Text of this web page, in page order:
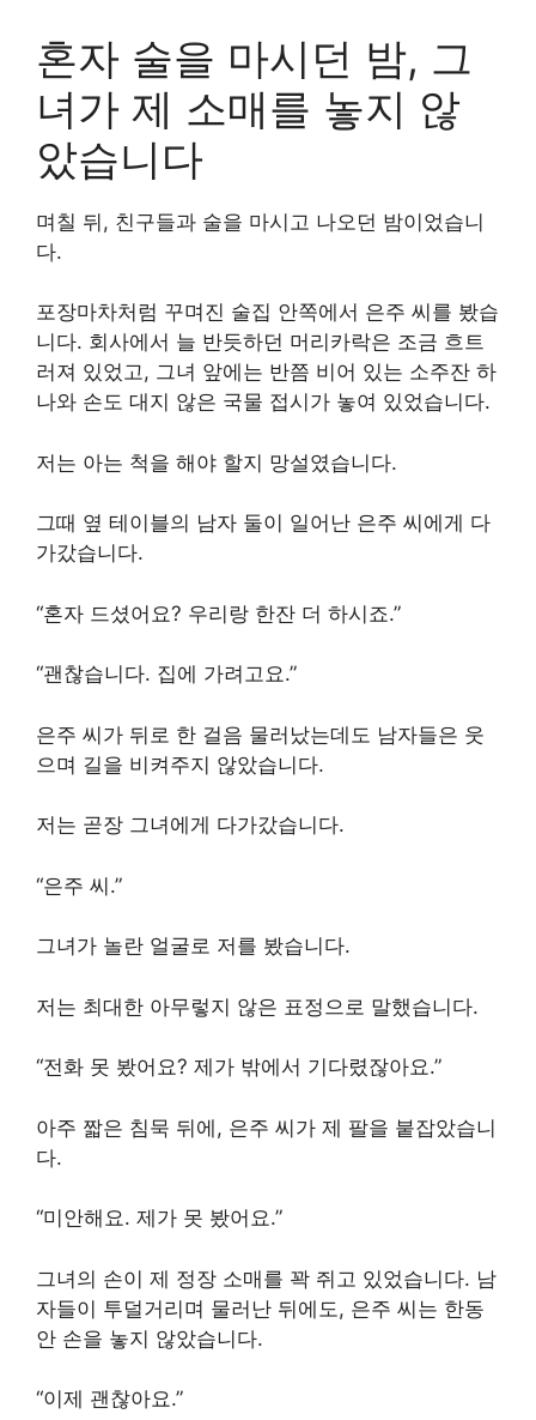
혼자 술을 마시던 밤, 그
녀가 제 소매를 놓지 않
았습니다
며칠 뒤, 친구들과 술을 마시고 나오던 밤이었습니
다.
포장마차처럼 꾸며진 술집 안쪽에서 은주 씨를 봤습
니다. 회사에서 늘 반듯하던 머리카락은 조금 흐트
러져 있었고, 그녀 앞에는 반쯤 비어 있는 소주잔 하
나와 손도 대지 않은 국물 접시가 놓여 있었습니다.
저는 아는 척을 해야 할지 망설였습니다.
그때 옆 테이블의 남자 둘이 일어난 은주 씨에게 다
가갔습니다.
“혼자 드셨어요? 우리랑 한잔 더 하시죠.”
“괜찮습니다. 집에 가려고요.”
은주 씨가 뒤로 한 걸음 물러났는데도 남자들은 웃
으며 길을 비켜주지 않았습니다.
저는 곧장 그녀에게 다가갔습니다.
“은주 씨.”
그녀가 놀란 얼굴로 저를 봤습니다.
저는 최대한 아무렇지 않은 표정으로 말했습니다.
“전화 못 봤어요? 제가 밖에서 기다렸잖아요.”
아주 짧은 침묵 뒤에, 은주 씨가 제 팔을 붙잡았습니
다.
“미안해요. 제가 못 봤어요.”
그녀의 손이 제 정장 소매를 꽉 쥐고 있었습니다. 남
자들이 투덜거리며 물러난 뒤에도, 은주 씨는 한동
안 손을 놓지 않았습니다.
“이제 괜찮아요.”